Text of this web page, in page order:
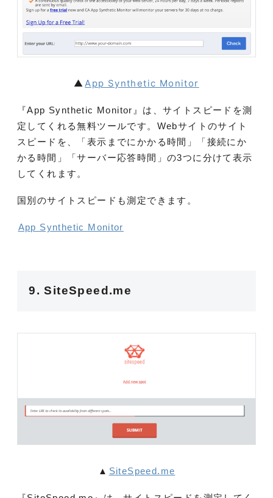
▲App Synthetic Monitor
『App Synthetic Monitor』は、サイトスピードを測
定してくれる無料ツールです。Webサイトのサイト
スピードを、「表示までにかかる時間」「接続にか
かる時間」「サーバー応答時間」の3つに分けて表示
してくれます。
国別のサイトスピードも測定できます。
App Synthetic Monitor
9. SiteSpeed.me
▲ SiteSpeed.me